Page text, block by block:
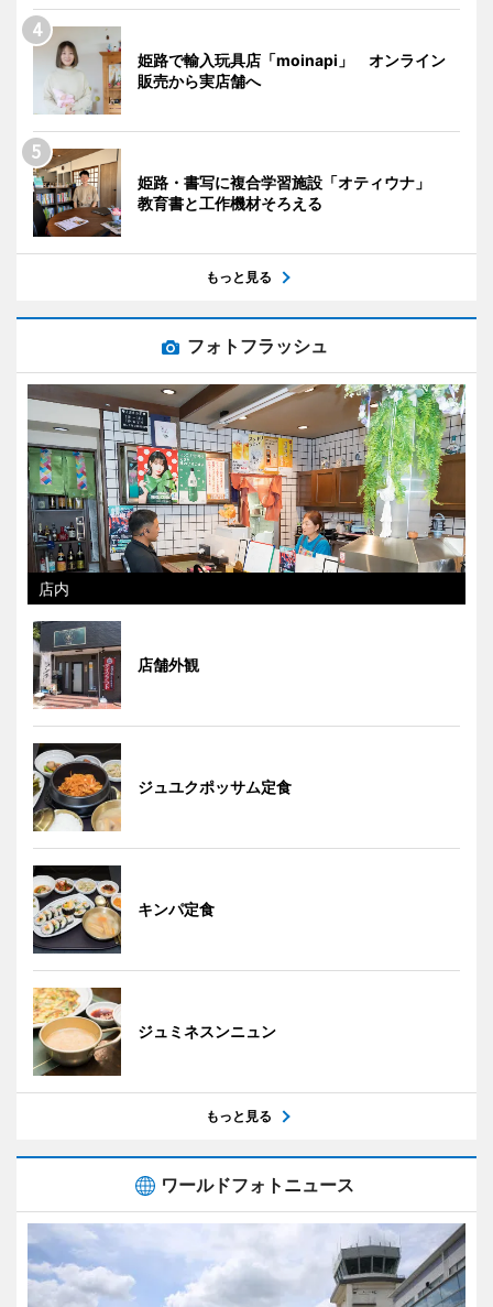
姫路で輸入玩具店「moinapi」 オンライン
販売から実店舗へ
姫路・書写に複合学習施設「オティウナ」
教育書と工作機材そろえる
もっと見る
フォトフラッシュ
店内
店舗外観
ジュユクポッサム定食
キンパ定食
ジュミネスンニュン
もっと見る
ワールドフォトニュース